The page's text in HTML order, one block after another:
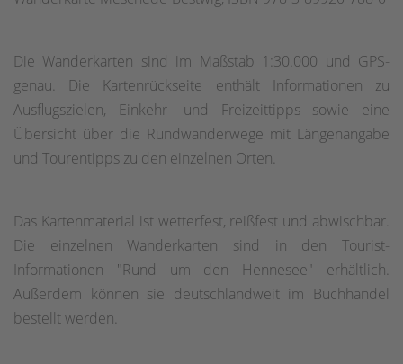
Die Wanderkarten sind im Maßstab 1:30.000 und GPS-
genau. Die Kartenrückseite enthält Informationen zu
Ausflugszielen, Einkehr- und Freizeittipps sowie eine
Übersicht über die Rundwanderwege mit Längenangabe
und Tourentipps zu den einzelnen Orten.
Das Kartenmaterial ist wetterfest, reißfest und abwischbar.
Die einzelnen Wanderkarten sind in den Tourist-
Informationen "Rund um den Hennesee" erhältlich.
Außerdem können sie deutschlandweit im Buchhandel
bestellt werden.